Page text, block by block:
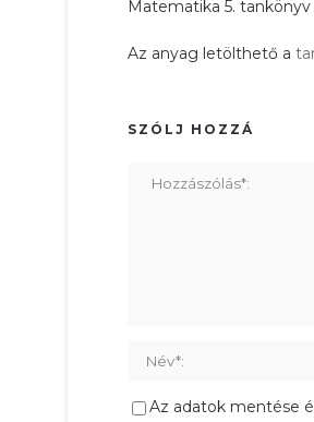
Matematika 5. tankönyv
Az anyag letölthető a
SZÓLJ HOZZÁ
Az adatok mentése